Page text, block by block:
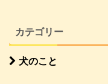
カテゴリー
犬のこと